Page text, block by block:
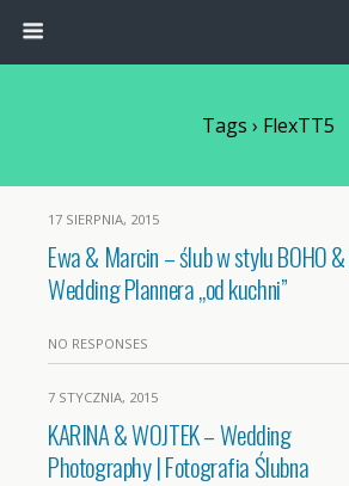
Tags › FlexTT5
17 SIERPNIA, 2015
Ewa & Marcin – ślub w stylu BOHO
Wedding Plannera „od kuchni”
NO RESPONSES
7 STYCZNIA, 2015
KARINA & WOJTEK – Wedding
Photography | Fotografia Ślubna